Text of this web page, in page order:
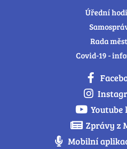
Úřední
Rada
Covid-19 -
Youtube
Zprávy z
Mobilní